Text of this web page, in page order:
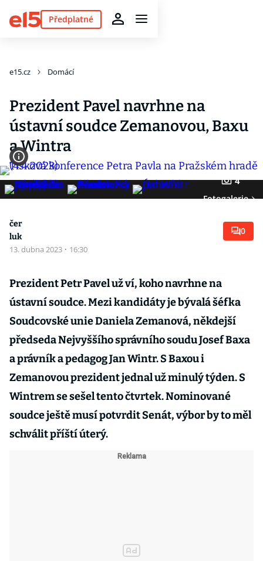
Předplatné
e15.cz Domácí
Prezident Pavel navrhne na
ústavní soudce Zemanovou, Baxu
a Wintra
4
Fotogalerie
čer
luk
13. dubna 2023 · 16:30
0
Prezident Petr Pavel už ví, koho navrhne na
ústavní soudce. Mezi kandidáty je bývalá šéfka
Soudcovské unie Daniela Zemanová, někdejší
předseda Nejvyššího správního soudu Josef Baxa
a právník a pedagog Jan Wintr. S Baxou i
Zemanovou prezident jednal už minulý týden. S
Wintrem se sešel tento čtvrtek. Nominované
soudce ještě musí potvrdit Senát, výbor by to měl
schválit příští úterý.